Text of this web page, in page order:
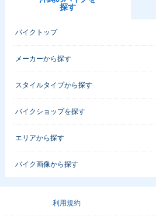
探す
バイクトップ
メーカーから探す
スタイルタイプから探す
バイクショップを探す
エリアから探す
バイク画像から探す
利用規約